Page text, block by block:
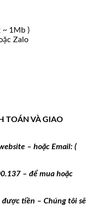
~ 1Mb )
Zalo
TOÁN VÀ GIAO
– hoặc Email: (
– để mua hoặc
tiền – Chúng tôi sẽ